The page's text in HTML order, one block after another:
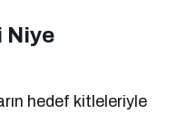
Niye
hedef kitleleriyle